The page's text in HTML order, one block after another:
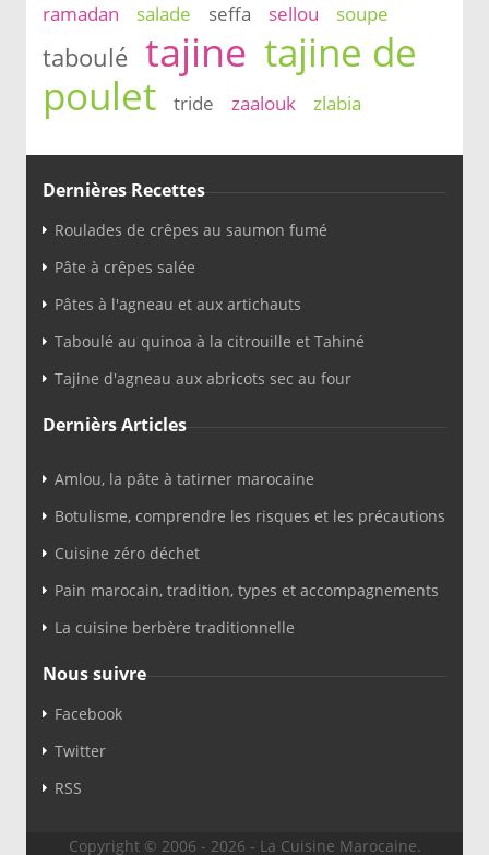
ramadan salade seffa sellou soupe
taboulé tajine tajine de
poulet
tride zaalouk zlabia
Dernières Recettes
Roulades de crêpes au saumon fumé
Pâte à crêpes salée
Pâtes à l'agneau et aux artichauts
Taboulé au quinoa à la citrouille et Tahiné
Tajine d'agneau aux abricots sec au four
Dernièrs Articles
Amlou, la pâte à tatirner marocaine
Botulisme, comprendre les risques et les précautions
Cuisine zéro déchet
Pain marocain, tradition, types et accompagnements
La cuisine berbère traditionnelle
Nous suivre
Facebook
Twitter
RSS
Copyright © 2006 - 2026 - La Cuisine Marocaine.